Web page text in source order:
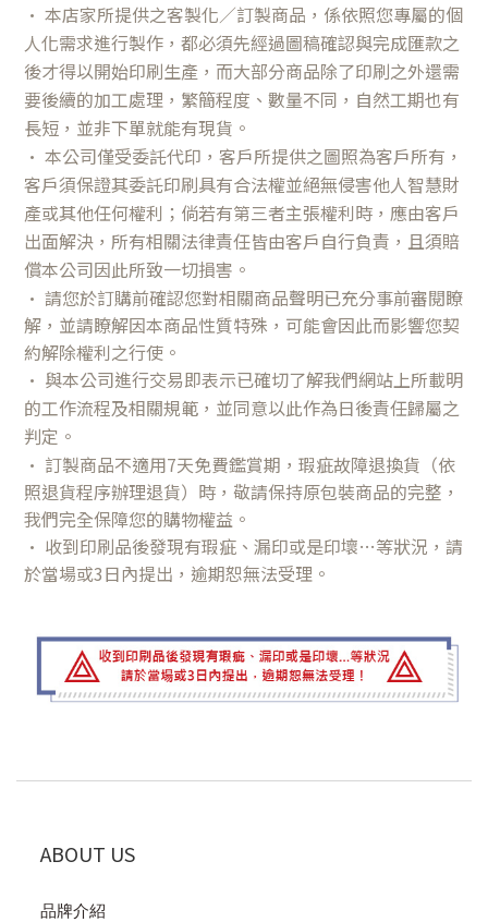
• 本店家所提供之客製化／訂製商品，係依照您專屬的個
人化需求進行製作，都必須先經過圖稿確認與完成匯款之
後才得以開始印刷生產，而大部分商品除了印刷之外還需
要後續的加工處理，繁簡程度、數量不同，自然工期也有
長短，並非下單就能有現貨。
• 本公司僅受委託代印，客戶所提供之圖照為客戶所有，
客戶須保證其委託印刷具有合法權並絕無侵害他人智慧財
產或其他任何權利；倘若有第三者主張權利時，應由客戶
出面解決，所有相關法律責任皆由客戶自行負責，且須賠
償本公司因此所致一切損害。
• 請您於訂購前確認您對相關商品聲明已充分事前審閱瞭
解，並請瞭解因本商品性質特殊，可能會因此而影響您契
約解除權利之行使。
• 與本公司進行交易即表示已確切了解我們網站上所載明
的工作流程及相關規範，並同意以此作為日後責任歸屬之
判定。
• 訂製商品不適用7天免費鑑賞期，瑕疵故障退換貨（依
照退貨程序辦理退貨）時，敬請保持原包裝商品的完整，
我們完全保障您的購物權益。
• 收到印刷品後發現有瑕疵、漏印或是印壞…等狀況，請
於當場或3日內提出，逾期恕無法受理。
ABOUT US
品牌介紹